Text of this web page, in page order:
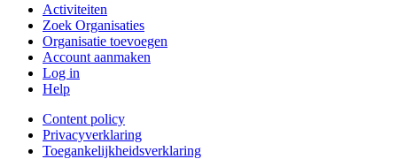
Activiteiten
Zoek Organisaties
Organisatie toevoegen
Account aanmaken
Log in
Help
Content policy
Privacyverklaring
Toegankelijkheidsverklaring